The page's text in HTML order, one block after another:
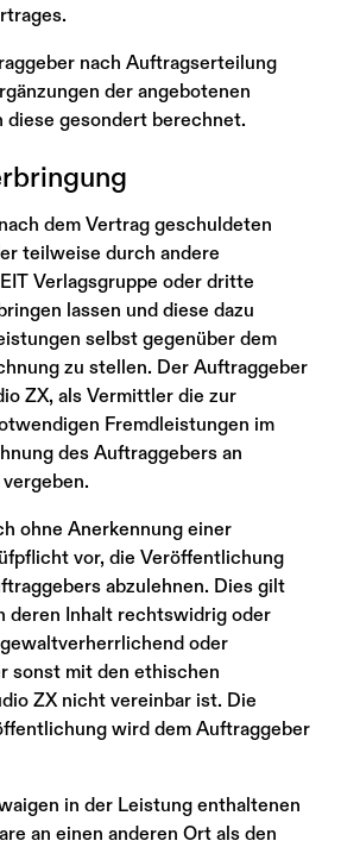
nach Auftragserteilung
der angebotenen
diese gesondert berechnet.
dem Vertrag geschuldeten
teilweise durch andere
Verlagsgruppe oder dritte
lassen und diese dazu
selbst gegenüber dem
zu stellen. Der Auftraggeber
ZX, als Vermittler die zur
Fremdleistungen im
des Auftraggebers an
ohne Anerkennung einer
vor, die Veröffentlichung
abzulehnen. Dies gilt
deren Inhalt rechtswidrig oder
oder
sonst mit den ethischen
ZX nicht vereinbar ist. Die
wird dem Auftraggeber
in der Leistung enthaltenen
an einen anderen Ort als den